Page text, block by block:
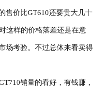
售价比GT610还要贵大几十
这样的价格落差还是在意
场考验。不过总体来看卖得
销量的看好，有钱赚，